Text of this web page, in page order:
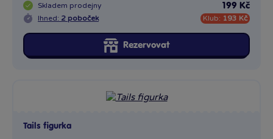
Skladem prodejny
Ihned: 2 poboček
199 Kč
Klub: 193 Kč
Rezervovat
Tails figurka